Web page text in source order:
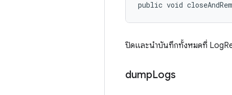
public void
ปิดและนำบันทึกทั้งหมดที่
dumpLogs